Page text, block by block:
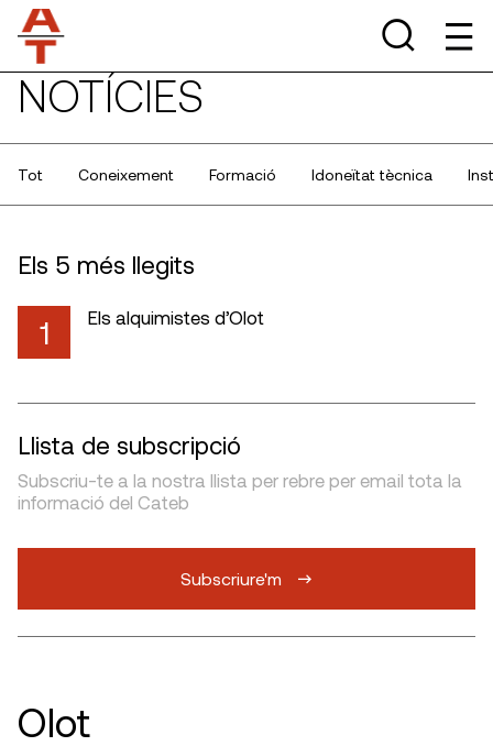
NOTÍCIES
Tot Coneixement Formació Idoneïtat tècnica
Els 5 més llegits
1 Els alquimistes d’Olot
Llista de subscripció
Subscriu-te a la nostra llista per rebre per email tota la
informació del Cateb
Subscriure'm
Olot